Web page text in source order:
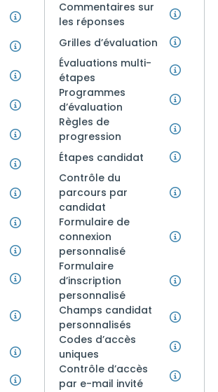
Commentaires sur
les réponses
Grilles d’évaluation
Évaluations multi-
étapes
Programmes
d’évaluation
Règles de
progression
Étapes candidat
Contrôle du
parcours par
candidat
Formulaire de
connexion
personnalisé
Formulaire
d’inscription
personnalisé
Champs candidat
personnalisés
Codes d’accès
uniques
Contrôle d’accès
par e-mail invité